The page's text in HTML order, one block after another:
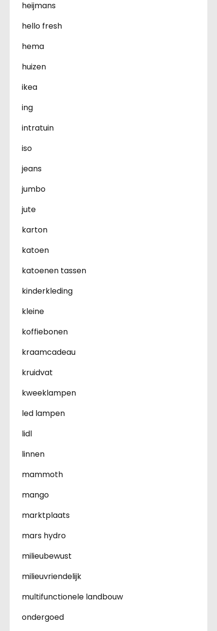
heijmans
hello fresh
hema
huizen
ikea
ing
intratuin
iso
jeans
jumbo
jute
karton
katoen
katoenen tassen
kinderkleding
kleine
koffiebonen
kraamcadeau
kruidvat
kweeklampen
led lampen
lidl
linnen
mammoth
mango
marktplaats
mars hydro
milieubewust
milieuvriendelijk
multifunctionele landbouw
ondergoed